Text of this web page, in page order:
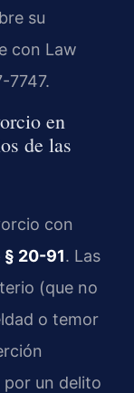
su
con Law
7747.
en
de las
con
§ 20-91. Las
(que no
o temor
un delito